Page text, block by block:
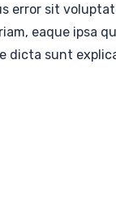
error sit
eaque ipsa
dicta sunt